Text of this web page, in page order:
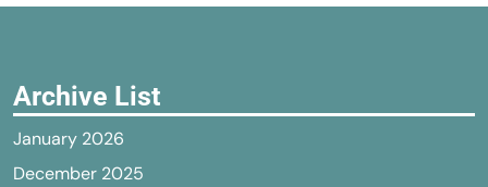
Archive List
January 2026
December 2025